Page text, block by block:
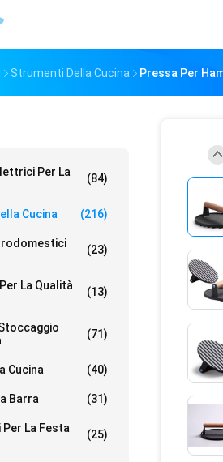
Strumenti Della Cucina Pressa Per
Per La
(84)
Cucina (216)
(23)
La Qualità
(13)
(71)
Cucina (40)
Barra (31)
La Festa
(25)